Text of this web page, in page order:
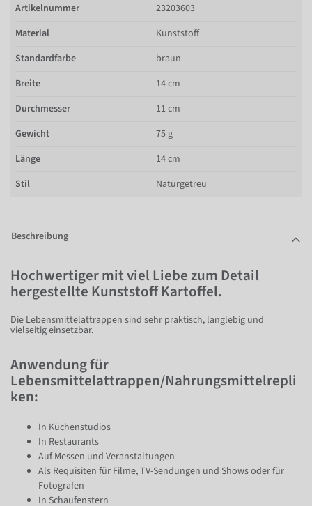
Artikelnummer
23203603
Material
Kunststoff
Standardfarbe
braun
Breite
14 cm
Durchmesser
11 cm
Gewicht
75 g
Länge
14 cm
Stil
Naturgetreu
Beschreibung
Hochwertiger mit viel Liebe zum Detail
hergestellte Kunststoff Kartoffel.
Die Lebensmittelattrappen sind sehr praktisch, langlebig und
vielseitig einsetzbar.
Anwendung für
Lebensmittelattrappen/Nahrungsmittelrepli
ken:
In Küchenstudios
In Restaurants
Auf Messen und Veranstaltungen
Als Requisiten für Filme, TV-Sendungen und Shows oder für
Fotografen
In Schaufenstern